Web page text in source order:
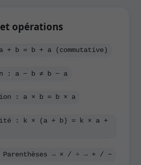
opérations
+ b = b + a (commutative)
: a − b ≠ b − a
: a × b = b × a
: k × (a + b) = k × a +
→ × / ÷ → + / −